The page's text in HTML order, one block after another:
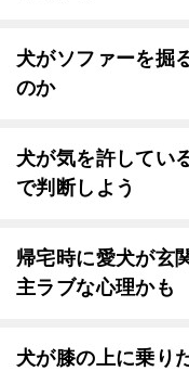
犬がソファーを掘
のか
犬が気を許してい
で判断しよう
帰宅時に愛犬が玄
主ラブな心理かも
犬が膝の上に乗り